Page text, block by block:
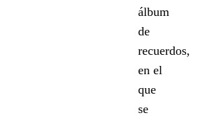
álbum
de
recuerdos,
en el
que
se